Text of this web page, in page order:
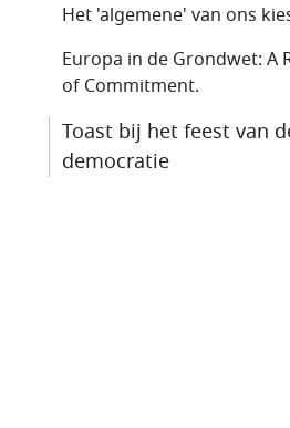
Het 'algemene' van ons
Europa in de Grondwet: A
of Commitment.
Toast bij het feest van
democratie